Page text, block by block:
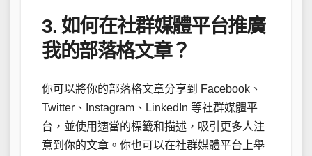
3. 如何在社群媒體平台推廣
我的部落格文章？
你可以將你的部落格文章分享到 Facebook、
Twitter、Instagram、LinkedIn 等社群媒體平
台，並使用適當的標籤和描述，吸引更多人注
意到你的文章。你也可以在社群媒體平台上舉